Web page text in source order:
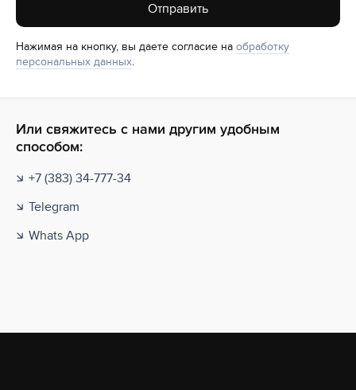
Отправить
Нажимая на кнопку, вы даете согласие на обработку
персональных данных.
Или свяжитесь с нами другим удобным
способом:
+7 (383) 34-777-34
Telegram
Whats App